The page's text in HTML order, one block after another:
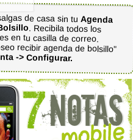
de casa sin tu Agenda
. Recibila todos los
en tu casilla de correo.
recibir agenda de bolsillo"
-> Configurar.